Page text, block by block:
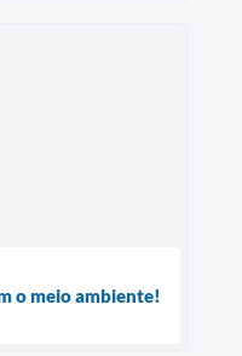
o meio ambiente!